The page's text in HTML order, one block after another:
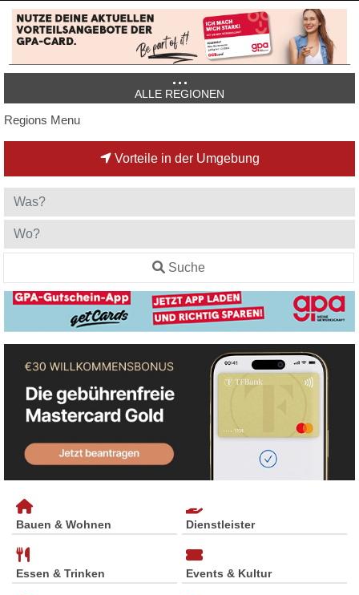
ALLE REGIONEN
Regions Menu
Vorteile in der Umgebung
Suche
Bauen & Wohnen Dienstleister
Essen & Trinken Events & Kultur